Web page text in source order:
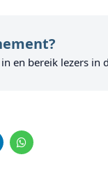
en bereik lezers in